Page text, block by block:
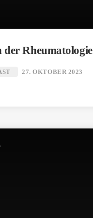
der Rheumatologie
27. OKTOBER 2023